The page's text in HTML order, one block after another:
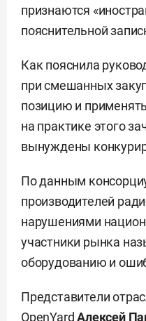
признаются
пояснительной
Как пояснила
при смешанных
позицию и
на практике этого
вынуждены
По данным
производителей
нарушениями
участники рынка
оборудованию и
Представители
OpenYardАлексей